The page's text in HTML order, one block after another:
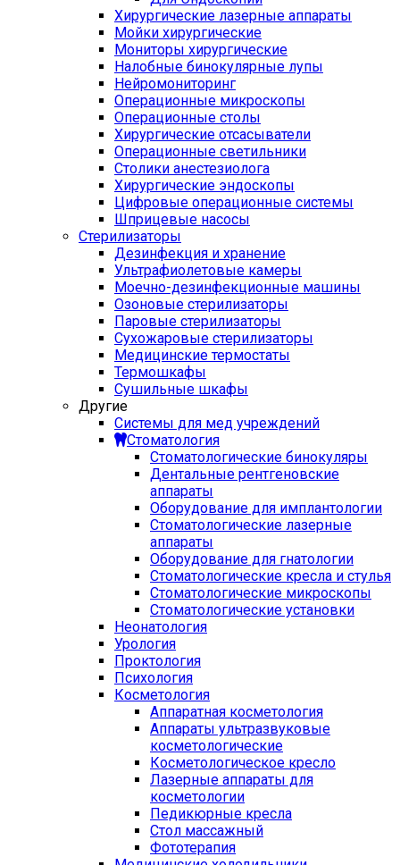
Хирургические лазерные аппараты
Мойки хирургические
Мониторы хирургические
Налобные бинокулярные лупы
Нейромониторинг
Операционные микроскопы
Операционные столы
Хирургические отсасыватели
Операционные светильники
Столики анестезиолога
Хирургические эндоскопы
Цифровые операционные системы
Шприцевые насосы
Стерилизаторы
Дезинфекция и хранение
Ультрафиолетовые камеры
Моечно-дезинфекционные машины
Озоновые стерилизаторы
Паровые стерилизаторы
Сухожаровые стерилизаторы
Медицинские термостаты
Термошкафы
Сушильные шкафы
Другие
Системы для мед учреждений
Стоматология
Стоматологические бинокуляры
Дентальные рентгеновские
аппараты
Оборудование для имплантологии
Стоматологические лазерные
аппараты
Оборудование для гнатологии
Стоматологические кресла и стулья
Стоматологические микроскопы
Стоматологические установки
Неонатология
Урология
Проктология
Психология
Косметология
Аппаратная косметология
Аппараты ультразвуковые
косметологические
Косметологическое кресло
Лазерные аппараты для
косметологии
Педикюрные кресла
Стол массажный
Фототерапия